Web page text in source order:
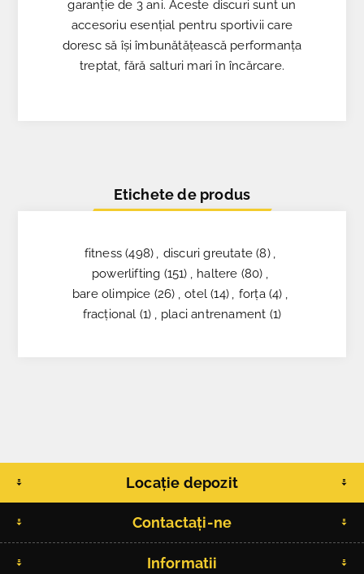
garanție de 3 ani. Aceste discuri sunt un
accesoriu esențial pentru sportivii care
doresc să își îmbunătățească performanța
treptat, fără salturi mari în încărcare.
Etichete de produs
fitness (498) , discuri greutate (8) ,
powerlifting (151) , haltere (80) ,
bare olimpice (26) , otel (14) , forța (4) ,
fracțional (1) , placi antrenament (1)
Locație depozit
Contactați-ne
Informatii